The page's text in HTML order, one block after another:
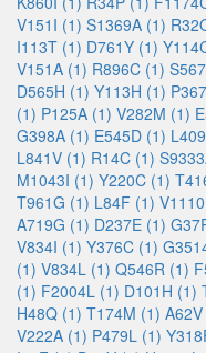
V151I (1) S1369A (1)
I113T (1) D761Y (1)
V151A (1) R896C (1)
D565H (1) Y113H (1)
(1) P125A (1) V282M (1)
G398A (1) E545D (1)
L841V (1) R14C (1)
M1043I (1) Y220C (1)
T961G (1) L84F (1)
A719G (1) D237E (1)
V834I (1) Y376C (1)
(1) V834L (1) Q546R (1)
(1) F2004L (1) D101H (1)
H48Q (1) T174M (1)
V222A (1) P479L (1)